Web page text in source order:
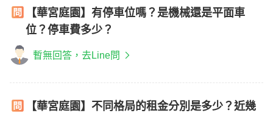
【華宮庭園】有停車位嗎？是機械還是平面車
位？停車費多少？
暫無回答，去Line問
【華宮庭園】不同格局的租金分別是多少？近幾